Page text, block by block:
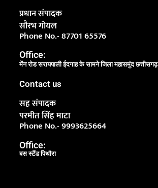
प्रधान संपादक
सौरभ गोयल
Phone No.- 87701 65576
Office:
मेंन रोड सरायपाली ईदगाह के सामने जिला महासमुंद छत्तीसगढ़
Contact us
सह संपादक
परमीत सिंह माटा
Phone No.- 9993625664
Office:
बस स्टैंड पिथौरा